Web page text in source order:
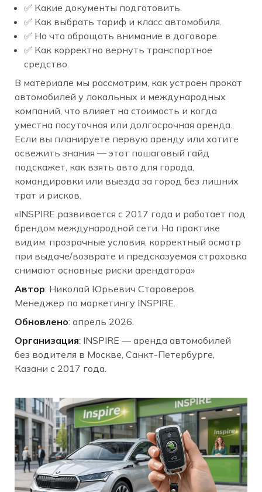
✅ Какие документы подготовить.
✅ Как выбрать тариф и класс автомобиля.
✅ На что обращать внимание в договоре.
✅ Как корректно вернуть транспортное
средство.
В материале мы рассмотрим, как устроен прокат
автомобилей у локальных и международных
компаний, что влияет на стоимость и когда
уместна посуточная или долгосрочная аренда.
Если вы планируете первую аренду или хотите
освежить знания — этот пошаговый гайд
подскажет, как взять авто для города,
командировки или выезда за город без лишних
трат и рисков.
«INSPIRE развивается с 2017 года и работает под
брендом международной сети. На практике
видим: прозрачные условия, корректный осмотр
при выдаче/возврате и предсказуемая страховка
снимают основные риски арендатора»
Автор: Николай Юрьевич Староверов,
Менеджер по маркетингу INSPIRE.
Обновлено: апрель 2026.
Организация: INSPIRE — аренда автомобилей
без водителя в Москве, Санкт-Петербурге,
Казани с 2017 года.